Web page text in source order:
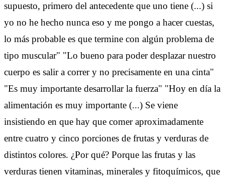
supuesto, primero del antecedente que uno tiene (...) si
yo no he hecho nunca eso y me pongo a hacer cuestas,
lo más probable es que termine con algún problema de
tipo muscular" "Lo bueno para poder desplazar nuestro
cuerpo es salir a correr y no precisamente en una cinta"
"Es muy importante desarrollar la fuerza" "Hoy en día la
alimentación es muy importante (...) Se viene
insistiendo en que hay que comer aproximadamente
entre cuatro y cinco porciones de frutas y verduras de
distintos colores. ¿Por qué? Porque las frutas y las
verduras tienen vitaminas, minerales y fitoquímicos, que